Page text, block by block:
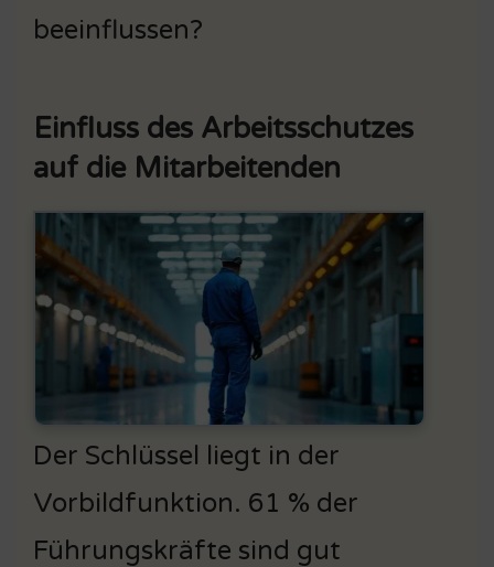
beeinflussen?
Einfluss des Arbeitsschutzes
auf die Mitarbeitenden
Der Schlüssel liegt in der
Vorbildfunktion. 61 % der
Führungskräfte sind gut